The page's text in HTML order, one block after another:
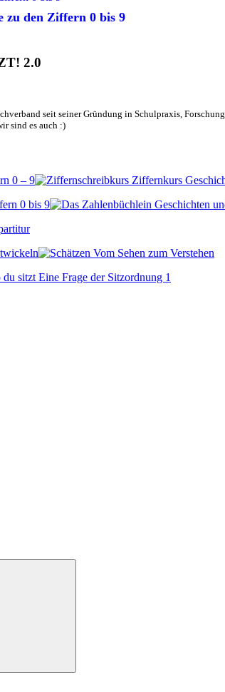
zu den Ziffern 0 bis 9
2.0
seit seiner Gründung in Schulpraxis,
sind es auch :)
0 – 9
0 bis 9